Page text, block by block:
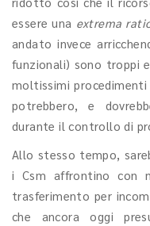
essere una extrema
andato invece
funzionali) sono troppi
moltissimi
potrebbero, e
durante il controllo di
Allo stesso tempo,
i Csm affrontino con
trasferimento per
che ancora oggi